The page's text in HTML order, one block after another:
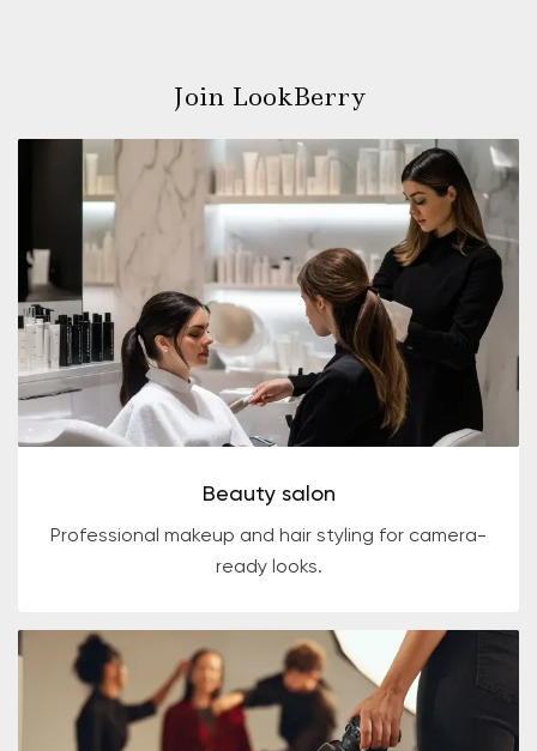
Join LookBerry
Beauty salon
Professional makeup and hair styling for camera-
ready looks.